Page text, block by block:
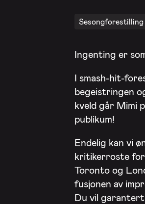
Sesongforestilling
Ingenting er
I smash-hit-
begeistringen
kveld går Mimi
publikum!
Endelig kan vi
kritikerroste
Toronto og
fusjonen av
Du vil garantert